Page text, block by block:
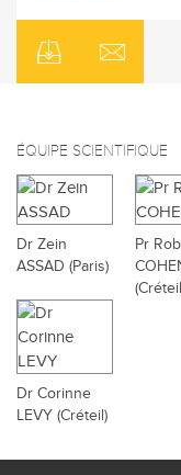
ÉQUIPE SCIENTIFIQUE
Dr Zein
ASSAD (Paris)
Pr
Dr Corinne
LEVY (Créteil)